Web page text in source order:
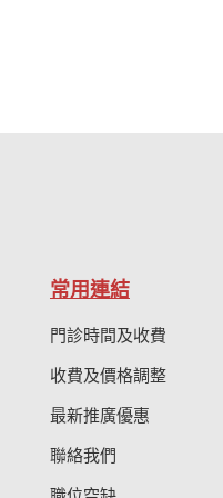
常用連結
門診時間及收費
收費及價格調整
最新推廣優惠
聯絡我們